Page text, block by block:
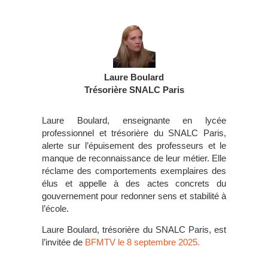
Laure Boulard
Trésorière SNALC Paris
Laure Boulard, enseignante en lycée
professionnel et trésorière du SNALC Paris,
alerte sur l’épuisement des professeurs et le
manque de reconnaissance de leur métier. Elle
réclame des comportements exemplaires des
élus et appelle à des actes concrets du
gouvernement pour redonner sens et stabilité à
l’école.
Laure Boulard, trésorière du SNALC Paris, est
l’invitée de BFMTV le 8 septembre 2025.